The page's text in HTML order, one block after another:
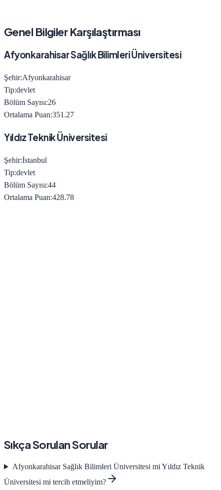
Genel Bilgiler Karşılaştırması
Afyonkarahisar Sağlık Bilimleri Üniversitesi
Şehir:Afyonkarahisar
Tip:devlet
Bölüm Sayısı:26
Ortalama Puan:351.27
Yıldız Teknik Üniversitesi
Şehir:İstanbul
Tip:devlet
Bölüm Sayısı:44
Ortalama Puan:428.78
Sıkça Sorulan Sorular
Afyonkarahisar Sağlık Bilimleri Üniversitesi mi Yıldız Teknik
Üniversitesi mi tercih etmeliyim?